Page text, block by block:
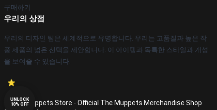
구매하기
우리의 상점
우리의 디자인 팀은 세계적으로 유명합니다. 우리는 고품질과 높은 작
풍 제품의 넓은 선택을 제안합니다. 이 아이템과 독특한 스타일과 개성
을 보여줄 수 있습니다.
© The Muppets Store - Official The Muppets Merchandise Shop
UNLOCK
10% OFF